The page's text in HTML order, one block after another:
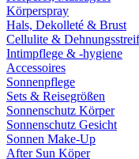
Körperspray
Hals, Dekolleté & Brust
Cellulite &
Intimpflege & -hygiene
Accessoires
Sonnenpflege
Sets & Reisegrößen
Sonnenschutz Körper
Sonnenschutz Gesicht
Sonnen Make-Up
After Sun Köper